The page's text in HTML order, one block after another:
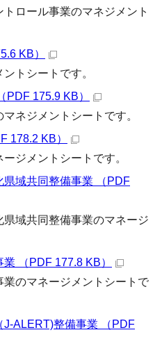
ロール事業のマネジメント
KB）
トシートです。
PDF 175.9 KB）
ネジメントシートです。
178.2 KB）
ジメントシートです。
域共同整備事業 （PDF
域共同整備事業のマネージ
（PDF 177.8 KB）
のマネージメントシートで
ALERT)整備事業 （PDF